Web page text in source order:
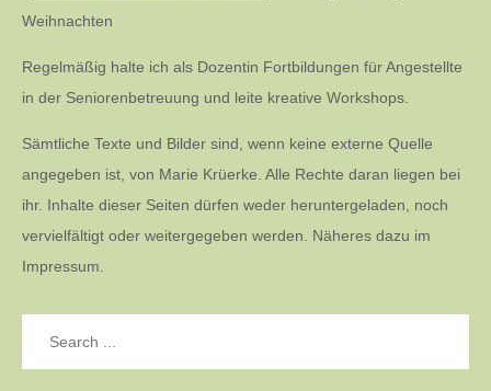
Weihnachten
Regelmäßig halte ich als Dozentin Fortbildungen für Angestellte
in der Seniorenbetreuung und leite kreative Workshops.
Sämtliche Texte und Bilder sind, wenn keine externe Quelle
angegeben ist, von Marie Krüerke. Alle Rechte daran liegen bei
ihr. Inhalte dieser Seiten dürfen weder heruntergeladen, noch
vervielfältigt oder weitergegeben werden. Näheres dazu im
Impressum.